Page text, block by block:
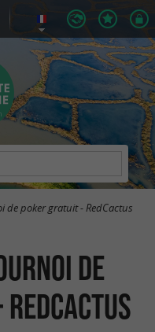
de poker gratuit - RedCactus
de